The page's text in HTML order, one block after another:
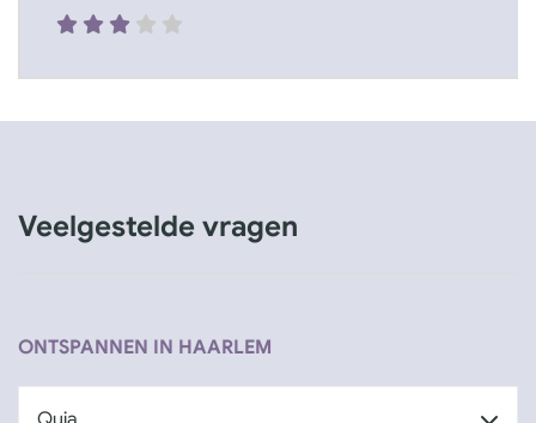
Veelgestelde vragen
ONTSPANNEN IN HAARLEM